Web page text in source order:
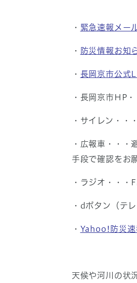
・ 緊急速報メー
・ 防災情報お知
・ 長岡京市公式
・長岡京市HP
・サイレン・・
・広報車・・・
手段で確認をお
・ラジオ・・・
・dボタン（テ
・ Yahoo!防災速
天候や河川の状